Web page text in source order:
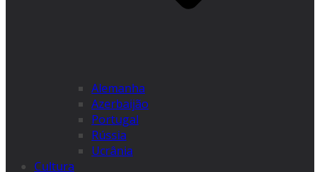
Alemanha
Azerbaijão
Portugal
Rússia
Ucrânia
Cultura